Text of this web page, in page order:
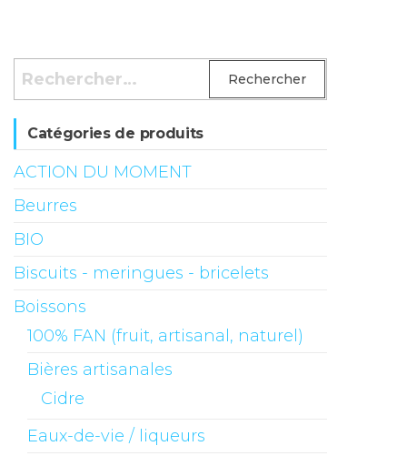
Rechercher :
Catégories de produits
ACTION DU MOMENT
Beurres
BIO
Biscuits - meringues - bricelets
Boissons
100% FAN (fruit, artisanal, naturel)
Bières artisanales
Cidre
Eaux-de-vie / liqueurs